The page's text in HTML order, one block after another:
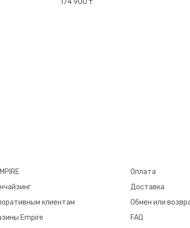
клиентам
Empire
Оплата
Доставка
Обмен или
FAQ